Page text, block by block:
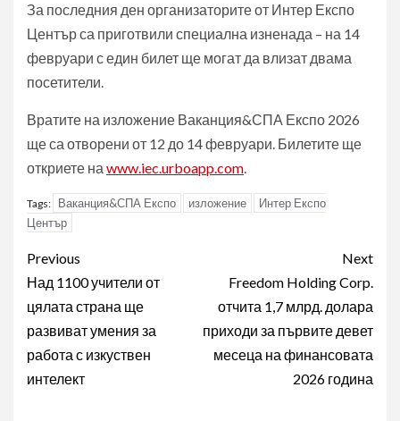
За последния ден организаторите от Интер Експо
Център са приготвили специална изненада – на 14
февруари с един билет ще могат да влизат двама
посетители.
Вратите на изложение Ваканция&СПА Експо 2026
ще са отворени от 12 до 14 февруари. Билетите ще
откриете на www.iec.urboapp.com.
Tags: Ваканция&СПА Експо изложение
Интер Експо
Център
Post
navigation
Previous
Над 1100 учители от
цялата страна ще
развиват умения за
работа с изкуствен
интелект
Next
Freedom Holding Corp.
отчита 1,7 млрд. долара
приходи за първите девет
месеца на финансовата
2026 година